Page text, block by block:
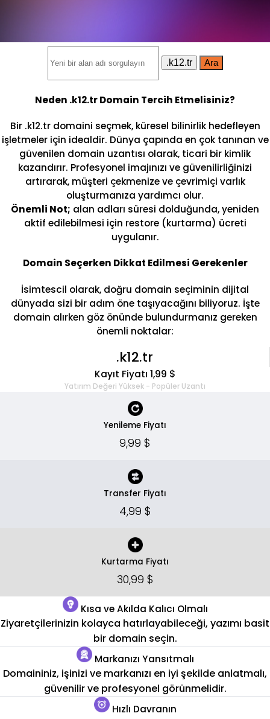
.k12.tr Ara
Neden .k12.tr Domain Tercih Etmelisiniz?
Bir .k12.tr domaini seçmek, küresel bilinirlik hedefleyen
işletmeler için idealdir. Dünya çapında en çok tanınan ve
güvenilen domain uzantısı olarak, ticari bir kimlik
kazandırır. Profesyonel imajınızı ve güvenilirliğinizi
artırarak, müşteri çekmenize ve çevrimiçi varlık
oluşturmanıza yardımcı olur.
Önemli Not; alan adları süresi dolduğunda, yeniden
aktif edilebilmesi için restore (kurtarma) ücreti
uygulanır.
Domain Seçerken Dikkat Edilmesi Gerekenler
İsimtescil olarak, doğru domain seçiminin dijital
dünyada sizi bir adım öne taşıyacağını biliyoruz. İşte
domain alırken göz önünde bulundurmanız gereken
önemli noktalar:
.k12.tr
Kayıt Fiyatı 1,99 $
Yatırım Değeri Yüksek - Popüler Uzantı
Yenileme Fiyatı
9,99 $
Transfer Fiyatı
4,99 $
Kurtarma Fiyatı
30,99 $
Kısa ve Akılda Kalıcı Olmalı
Ziyaretçilerinizin kolayca hatırlayabileceği, yazımı basit
bir domain seçin.
Markanızı Yansıtmalı
Domaininiz, işinizi ve markanızı en iyi şekilde anlatmalı,
güvenilir ve profesyonel görünmelidir.
Hızlı Davranın